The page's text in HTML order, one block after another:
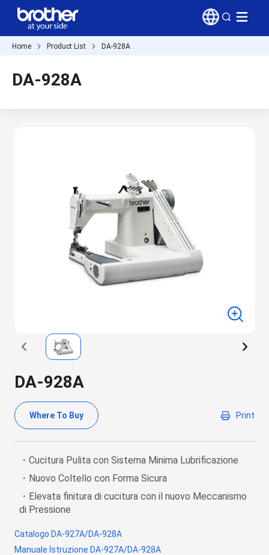
Home Product List DA-928A
DA-928A
DA-928A
Where To Buy Print
・Cucitura Pulita con Sistema Minima Lubrificazione
・Nuovo Coltello con Forma Sicura
・Elevata finitura di cucitura con il nuovo Meccanismo
di Pressione
Catalogo DA-927A/DA-928A
Manuale Istruzione DA-927A/DA-928A